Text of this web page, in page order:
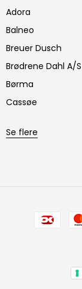
Adora
Balneo
Breuer Dusch
Brødrene Dahl A/S
Børma
Cassøe
Se flere